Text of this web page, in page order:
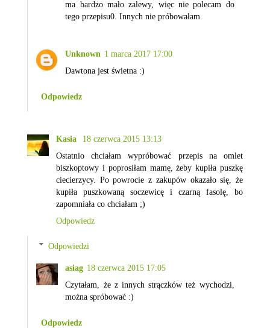
ma bardzo mało zalewy, więc nie polecam do
tego przepisu0. Innych nie próbowałam.
Unknown 1 marca 2017 17:00
Dawtona jest świetna :)
Odpowiedz
Kasia
18 czerwca 2015 13:13
Ostatnio chciałam wypróbować przepis na omlet
biszkoptowy i poprosiłam mamę, żeby kupiła puszkę
ciecierzycy. Po powrocie z zakupów okazało się, że
kupiła puszkowaną soczewicę i czarną fasolę, bo
zapomniała co chciałam ;)
Odpowiedz
Odpowiedzi
asiag 18 czerwca 2015 17:05
Czytałam, że z innych strączków też wychodzi,
można spróbować :)
Odpowiedz